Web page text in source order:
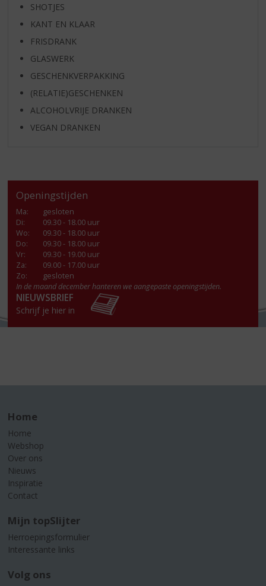
SHOTJES
KANT EN KLAAR
FRISDRANK
GLASWERK
GESCHENKVERPAKKING
(RELATIE)GESCHENKEN
ALCOHOLVRIJE DRANKEN
VEGAN DRANKEN
Openingstijden
Ma:
gesloten
Di:
09.30 - 18.00 uur
Wo:
09.30 - 18.00 uur
Do:
09.30 - 18.00 uur
Vr:
09.30 - 19.00 uur
Za:
09.00 - 17.00 uur
Zo:
gesloten
In de maand december hanteren we aangepaste openingstijden.
NIEUWSBRIEF
Schrijf je hier in
Home
Home
Webshop
Over ons
Nieuws
Inspiratie
Contact
Mijn topSlijter
Herroepingsformulier
Interessante links
Volg ons